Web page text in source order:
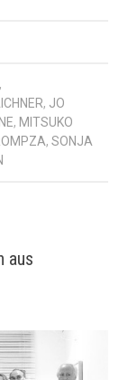
,
, JO
, MITSUKO
,SONJA
aus